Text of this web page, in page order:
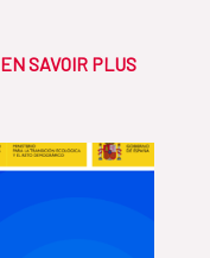
EN SAVOIR PLUS